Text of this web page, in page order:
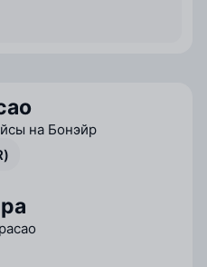
на Бонэйр